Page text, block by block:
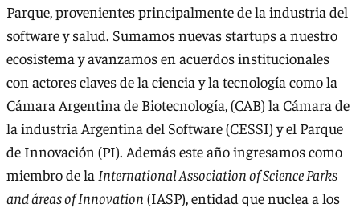
Parque, provenientes principalmente de la industria del
software y salud. Sumamos nuevas startups a nuestro
ecosistema y avanzamos en acuerdos institucionales
con actores claves de la ciencia y la tecnología como la
Cámara Argentina de Biotecnología, (CAB) la Cámara de
la industria Argentina del Software (CESSI) y el Parque
de Innovación (PI). Además este año ingresamos como
miembro de la International Association of Science Parks
and áreas of Innovation (IASP), entidad que nuclea a los